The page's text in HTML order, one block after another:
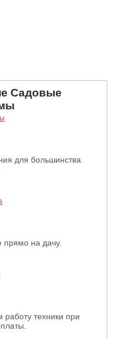
Садовые
для большинства
прямо на дачу.
техники при